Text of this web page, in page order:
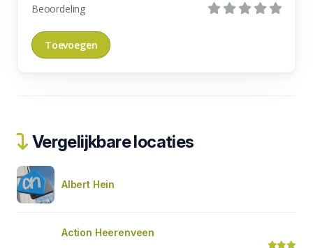
Beoordeling
Vergelijkbare locaties
Albert Hein
Action Heerenveen